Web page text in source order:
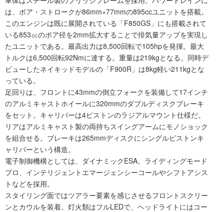
は、ボア・ストロークが86mm×77mmの895ccユニットを搭載。
このエンジンは既に展開されている「F850GS」にも搭載されて
いる853㏄のボア径を2mm拡大することで排気量アップを実現し
たユニットである。最高出力は8,500回転で105hpを発揮。最大
トルクは6,500回転92Nmに達する。重量は219kgとなる。同時デ
ビューしたネイキッドモデルの「F900R」は8kg軽い211kgとな
っている。
足回りは、フロントに43mmの倒立フォークを装備して17インチ
のアルミキャストホイールに320mmのダブルディスクブレーキ
をセット。キャリパーは4ピストンのラジアルマウント仕様だ。
リアはアルミキャスト製の両持ちスイングアームにモノショック
を組合せる。ブレーキは265mmディスクにシングルピストンキ
ャリパーという構造。
電子制御機構としては、ダイナミックESA。ライディングモード
プロ、インテリジェントエマージェンシーコールやシフトアシス
トなどを採用。
スタイリング面ではツアラー要素を感じさせるフロントスクリー
ンとカウルを装着。灯火類はフルLEDで、ヘッドライトにはコー